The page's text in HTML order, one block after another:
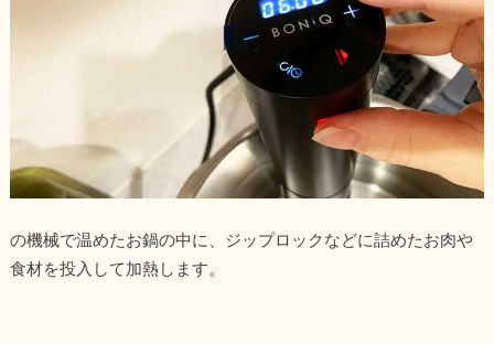
の機械で温めたお鍋の中に、ジップロックなどに詰めたお肉や
食材を投入して加熱します。